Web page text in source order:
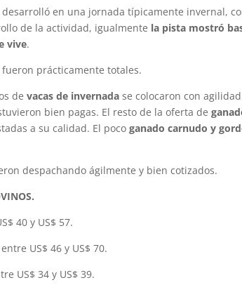
desarrolló en una jornada típicamente invernal,
de la actividad, igualmente la pista mostró
vive.
fueron prácticamente totales.
devacas de invernada se colocaron con
bien pagas. El resto de la oferta de
a su calidad. El pocoganado carnudo y
despachando ágilmente y bien cotizados.
40 y US$ 57.
US$ 46 y US$ 70.
US$ 34 y US$ 39.